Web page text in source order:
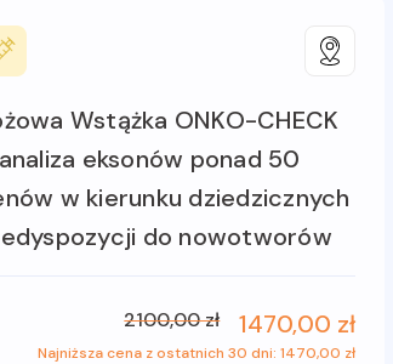
Wstążka ONKO-CHECK
eksonów ponad 50
w kierunku dziedzicznych
do nowotworów
2100,00 zł 1470,00 zł
Najniższa cena z ostatnich 30 dni: 1470,00 zł